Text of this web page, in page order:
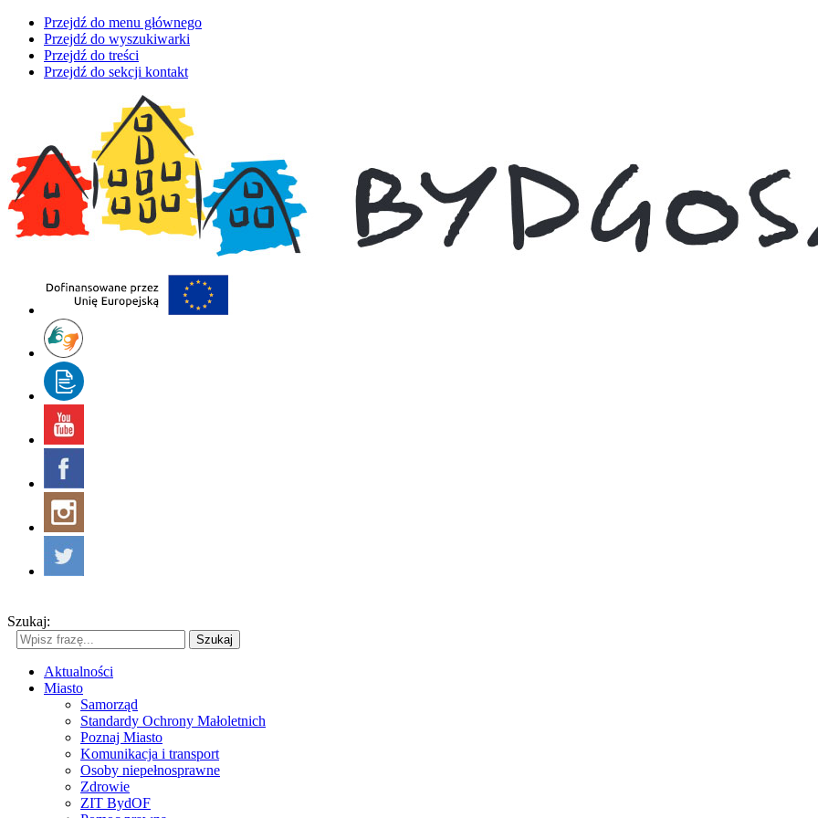
Przejdź do menu głównego
Przejdź do wyszukiwarki
Przejdź do treści
Przejdź do sekcji kontakt
Szukaj:
Szukaj
Aktualności
Miasto
Samorząd
Standardy Ochrony Małoletnich
Poznaj Miasto
Komunikacja i transport
Osoby niepełnosprawne
Zdrowie
ZIT BydOF